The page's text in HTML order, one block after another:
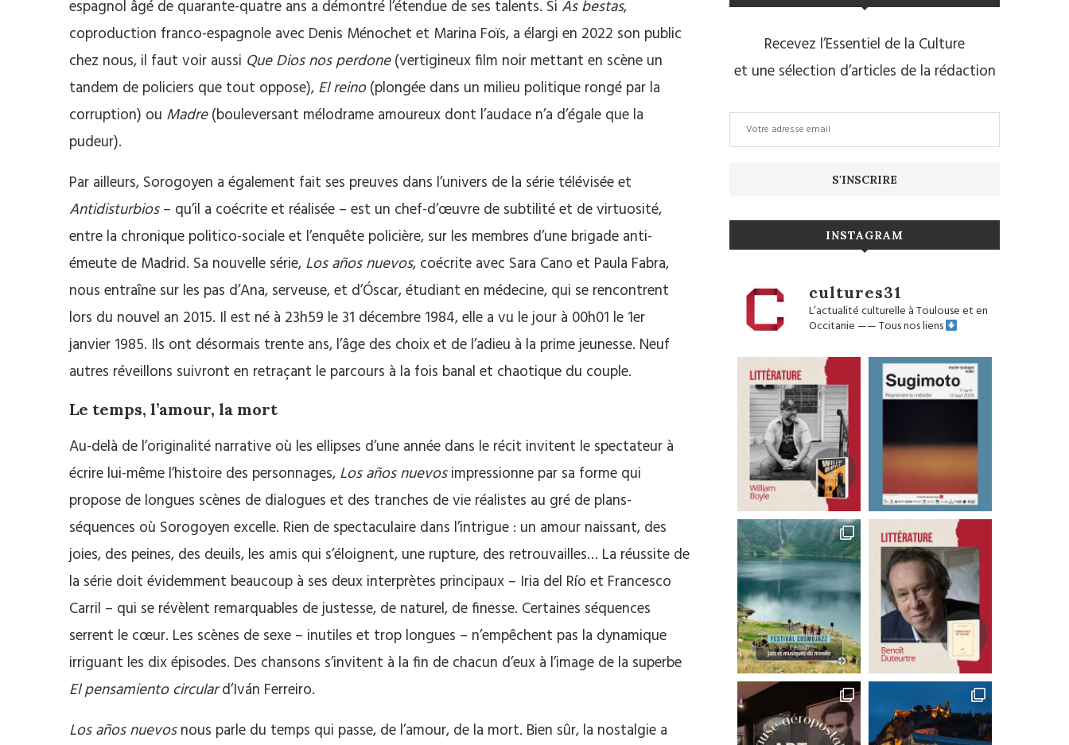
espagnol âgé de quarante-quatre ans a démontré l’étendue de ses talents. Si As bestas,
coproduction franco-espagnole avec Denis Ménochet et Marina Foïs, a élargi en 2022 son public
chez nous, il faut voir aussi Que Dios nos perdone(vertigineux film noir mettant en scène un
tandem de policiers que tout oppose), El reino(plongée dans un milieu politique rongé par la
corruption) ou Madre(bouleversant mélodrame amoureux dont l’audace n’a d’égale que la
pudeur).
Par ailleurs, Sorogoyen a également fait ses preuves dans l’univers de la série télévisée et
Antidisturbios– qu’il a coécrite et réalisée – est un chef-d’œuvre de subtilité et de virtuosité,
entre la chronique politico-sociale et l’enquête policière, sur les membres d’une brigade anti-
émeute de Madrid. Sa nouvelle série, Los años nuevos, coécrite avec Sara Cano et Paula Fabra,
nous entraîne sur les pas d’Ana, serveuse, et d’Óscar, étudiant en médecine, qui se rencontrent
lors du nouvel an 2015. Il est né à 23h59 le 31 décembre 1984, elle a vu le jour à 00h01 le 1er
janvier 1985. Ils ont désormais trente ans, l’âge des choix et de l’adieu à la prime jeunesse. Neuf
autres réveillons suivront en retraçant le parcours à la fois banal et chaotique du couple.
Le temps, l’amour, la mort
Au-delà de l’originalité narrative où les ellipses d’une année dans le récit invitent le spectateur à
écrire lui-même l’histoire des personnages, Los años nuevosimpressionne par sa forme qui
propose de longues scènes de dialogues et des tranches de vie réalistes au gré de plans-
séquences où Sorogoyen excelle. Rien de spectaculaire dans l’intrigue : un amour naissant, des
joies, des peines, des deuils, les amis qui s’éloignent, une rupture, des retrouvailles… La réussite de
la série doit évidemment beaucoup à ses deux interprètes principaux – Iria del Río et Francesco
Carril – qui se révèlent remarquables de justesse, de naturel, de finesse. Certaines séquences
serrent le cœur. Les scènes de sexe – inutiles et trop longues – n’empêchent pas la dynamique
irriguant les dix épisodes. Des chansons s’invitent à la fin de chacun d’eux à l’image de la superbe
El pensamiento circulard’Iván Ferreiro.
Los años nuevosnous parle du temps qui passe, de l’amour, de la mort. Bien sûr, la nostalgie a
Recevez l’Essentiel de la Culture
et une sélection d’articles de la rédaction
INSTAGRAM
cultures31
L’actualité culturelle à Toulouse et en
Occitanie——Tous nos liens